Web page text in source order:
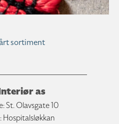
sortiment
as
St. Olavsgate 10
Hospitalsløkkan